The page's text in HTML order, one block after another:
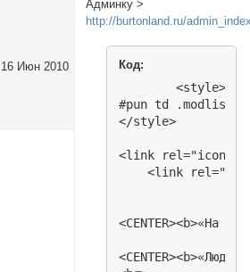
Июн 2010
Админку >
http://burtonland.ru/
Код:
	<style>
#pun td
</style>
<link rel="icon"
<link
<CENTER><b>«На